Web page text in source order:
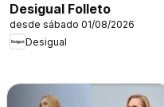
Desigual Folleto
desde sábado 01/08/2026
Desigual